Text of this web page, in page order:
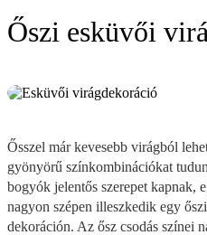
Őszi esküvői
Ősszel már kevesebb virágból
gyönyörű színkombinációkat
bogyók jelentős szerepet kapnak,
nagyon szépen illeszkedik egy
dekoráción. Az ősz csodás színei